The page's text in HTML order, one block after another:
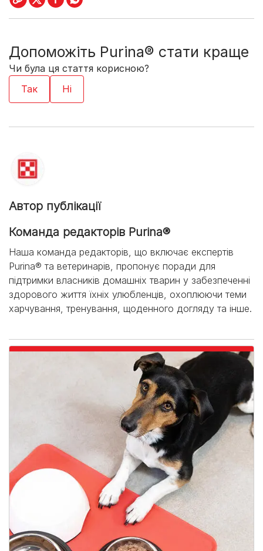
Допоможіть Purina® стати краще
Чи була ця стаття корисною?
Автор публікації
Команда редакторів Purina®
Наша команда редакторів, що включає експертів
Purina® та ветеринарів, пропонує поради для
підтримки власників домашніх тварин у забезпеченні
здорового життя їхніх улюбленців, охоплюючи теми
харчування, тренування, щоденного догляду та інше.